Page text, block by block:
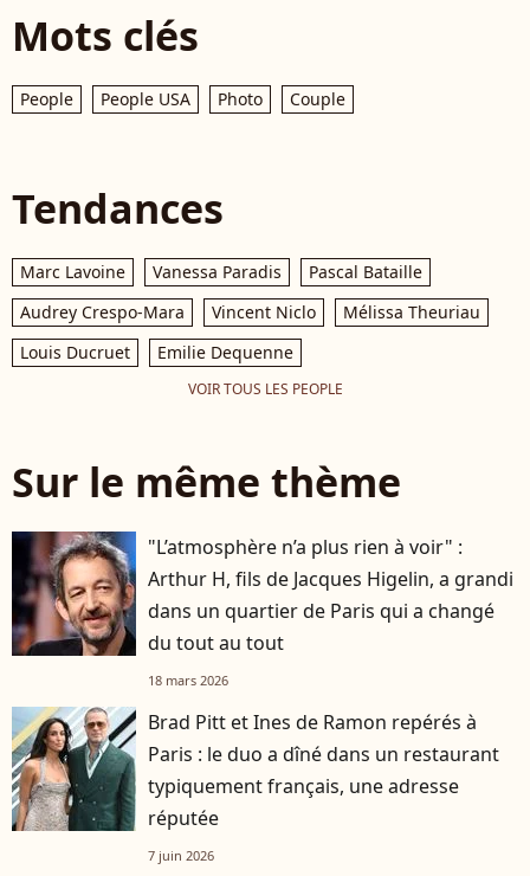
Mots clés
People People USA Photo Couple
Tendances
Marc Lavoine Vanessa Paradis
Pascal Bataille
Audrey Crespo-Mara
Vincent Niclo
Mélissa Theuriau
Louis Ducruet
Emilie Dequenne
VOIR TOUS LES PEOPLE
Sur le même thème
"L’atmosphère n’a plus rien à voir" :
Arthur H, fils de Jacques Higelin, a grandi
dans un quartier de Paris qui a changé
du tout au tout
18 mars 2026
Brad Pitt et Ines de Ramon repérés à
Paris : le duo a dîné dans un restaurant
typiquement français, une adresse
réputée
7 juin 2026